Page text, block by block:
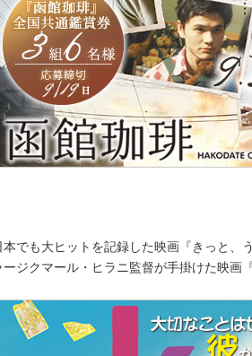
本でも大ヒットを記録した映画『きっと、
ージクマール・ヒラニ監督が手掛けた映画